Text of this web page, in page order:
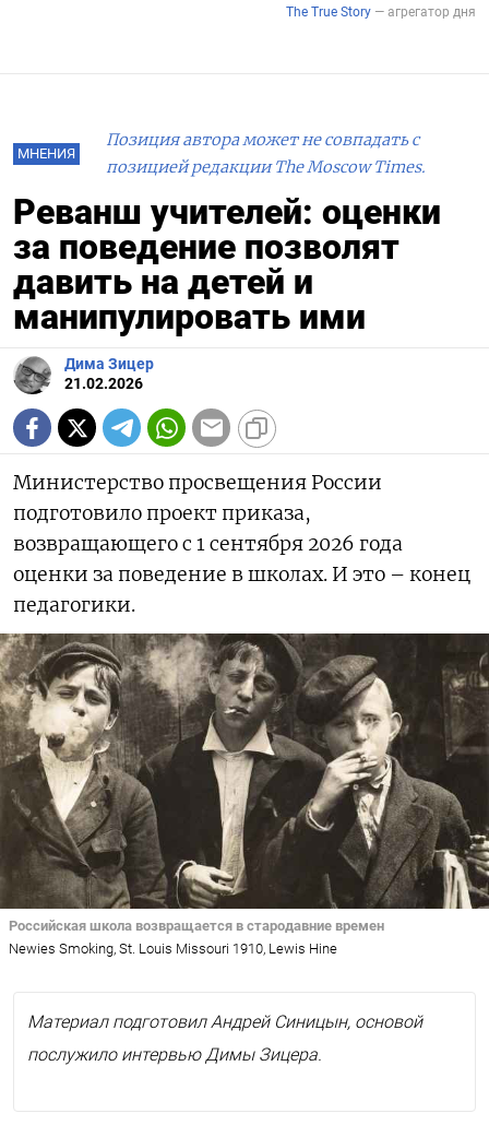
МНЕНИЯ
Позиция автора может не совпадать с
позицией редакции The Moscow Times.
Реванш учителей: оценки
за поведение позволят
давить на детей и
манипулировать ими
Дима Зицер
21.02.2026
Министерство просвещения России
подготовило проект приказа,
возвращающего с 1 сентября 2026 года
оценки за поведение в школах. И это – конец
педагогики.
Российская школа возвращается в стародавние времен
Newies Smoking, St. Louis Missouri 1910, Lewis Hine
Материал подготовил Андрей Синицын, основой
послужило интервью Димы Зицера.